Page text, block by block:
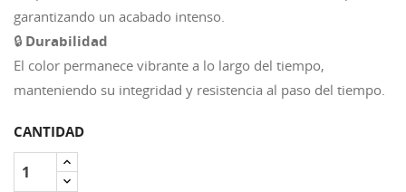
garantizando un acabado intenso.
🔒 Durabilidad
El color permanece vibrante a lo largo del tiempo,
manteniendo su integridad y resistencia al paso del tiempo.
CANTIDAD